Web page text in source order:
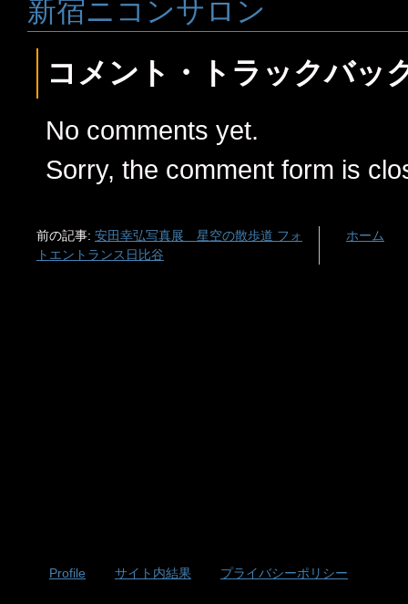
新宿ニコンサロン
コメント・トラックバッ
No comments yet.
Sorry, the comment form is
前の記事: 安田幸弘写真展 星空の散歩道 フォ
トエントランス日比谷
ホーム
Profile サイト内結果 プライバシーポリシー